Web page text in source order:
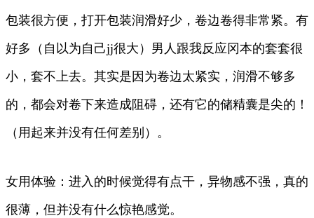
包装很方便，打开包装润滑好少，卷边卷得非常紧。有
好多（自以为自己jj很大）男人跟我反应冈本的套套很
小，套不上去。其实是因为卷边太紧实，润滑不够多
的，都会对卷下来造成阻碍，还有它的储精囊是尖的！
（用起来并没有任何差别）。
女用体验：进入的时候觉得有点干，异物感不强，真的
很薄，但并没有什么惊艳感觉。